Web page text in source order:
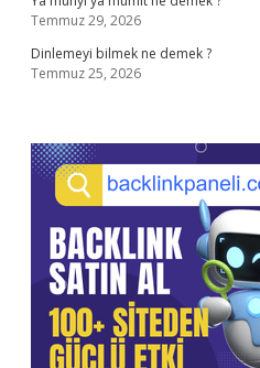
Temmuz 29, 2026
Dinlemeyi bilmek ne demek ?
Temmuz 25, 2026